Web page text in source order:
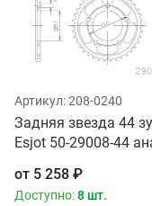
Артикул:208-0240
Задняя звезда 44
Esjot 50-29008-44
от 5 258 ₽
Доступно:8 шт.